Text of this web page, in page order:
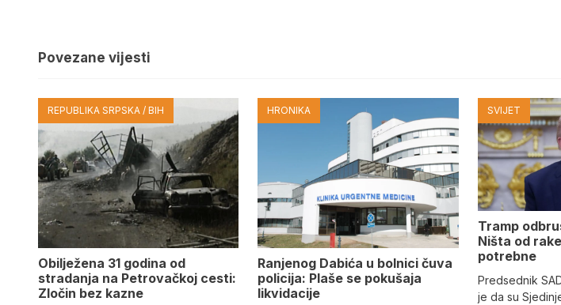
Povezane vijesti
REPUBLIKA SRPSKA / BIH
Obilježena 31 godina od
stradanja na Petrovačkoj cesti:
Zločin bez kazne
HRONIKA
Ranjenog Dabića u bolnici čuva
policija: Plaše se pokušaja
likvidacije
SVIJET
Tramp
Ništa od
potrebne
Predsednik
je da su